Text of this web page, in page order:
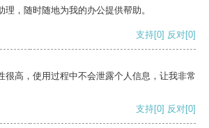
理，随时随地为我的办公提供帮助。
支持[0] 反对[0]
很高，使用过程中不会泄露个人信息，让我非常
支持[0] 反对[0]